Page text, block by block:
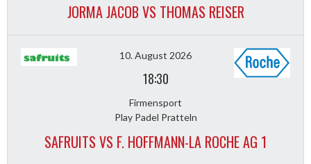
JORMA JACOB VS THOMAS REISER
10. August 2026
18:30
Firmensport
Play Padel Pratteln
SAFRUITS VS F. HOFFMANN-LA ROCHE AG 1